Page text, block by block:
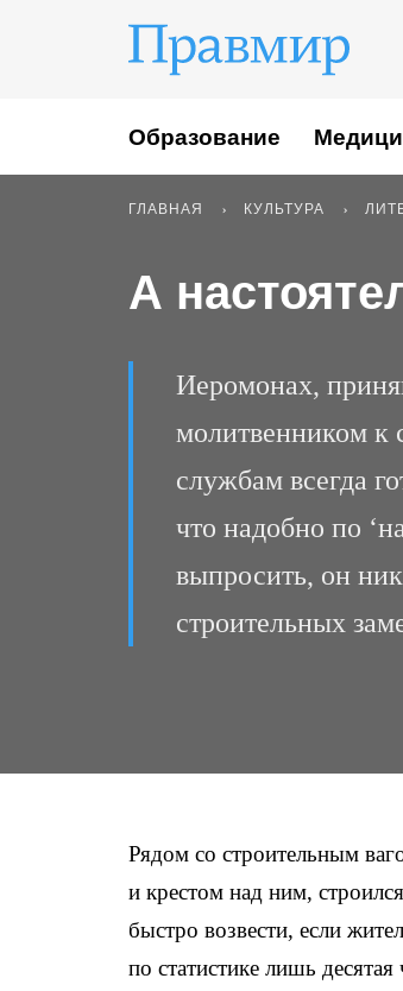
Образование
ГЛАВНАЯ КУЛЬТУРА
А
Иеромонах,
молитвенником к
службам всегда
что надобно по
выпросить, он
строительных
Рядом со строительным
и крестом над ним,
быстро возвести, если
по статистике лишь десятая